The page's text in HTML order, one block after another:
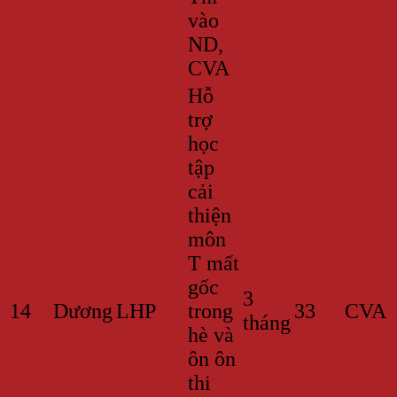
vào
ND,
CVA
14 DươngLHP
Hỗ
trợ
học
tập
cải
thiện
môn
T mất
gốc
trong
hè và
ôn ôn
thi
3
tháng 33 CVA